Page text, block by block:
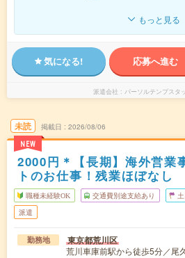
もっと見る
気になる! 応募へ進む
派遣会社 パーソルテンプスタ
未読
NEW
掲載日 2026/08/06
2000円＊【長期】海外営業
トのお仕事！残業ほぼなし
職種未経験OK 交通費別途支給あり
派遣
勤務地 東京都荒川区
荒川車庫前駅から徒歩5分／尾